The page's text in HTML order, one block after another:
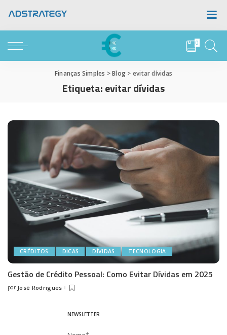
0
Finanças Simples >Blog > evitar dívidas
Etiqueta:evitar dívidas
CRÉDITOS DICAS DÍVIDAS TECNOLOGIA
Gestão de Crédito Pessoal: Como Evitar Dívidas em 2025
Posted
por José Rodrigues
NEWSLETTER